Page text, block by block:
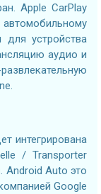
Apple CarPlay
устройства
аудио и
интегрирована
/ Transporter
Android Auto это
Google